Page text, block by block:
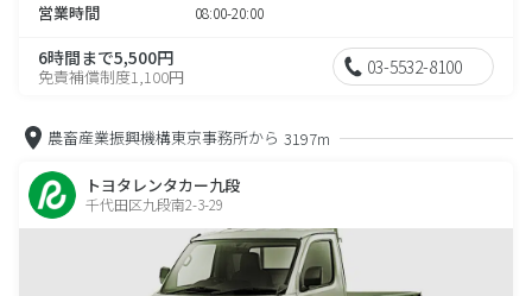
営業時間 08:00-20:00
6時間まで5,500円
免責補償制度1,100円 03-5532-8100
農畜産業振興機構東京事務所から 3197m
トヨタレンタカー九段
千代田区九段南2-3-29